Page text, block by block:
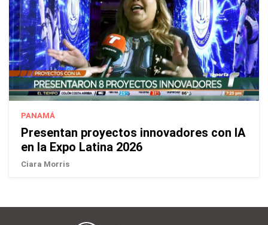
PANAMÁ
Presentan proyectos innovadores con IA
en la Expo Latina 2026
Ciara Morris